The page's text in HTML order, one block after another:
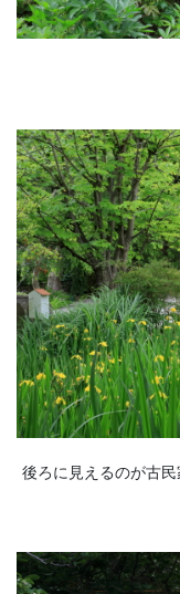
後ろに見えるのが古民